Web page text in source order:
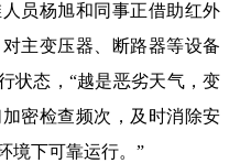
员杨旭和同事正借助红外
主变压器、断路器等设备
状态，“越是恶劣天气，变
密检查频次，及时消除安
境下可靠运行。”